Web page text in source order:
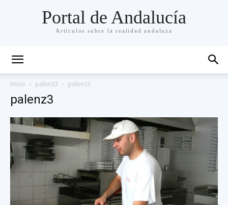
Portal de Andalucía
Artículos sobre la realidad andaluza
Inicio palenz3 palenz3
palenz3